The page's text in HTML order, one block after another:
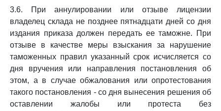
3.6. При аннулировании или отзыве лицензии
владелец склада не позднее пятнадцати дней со дня
издания приказа должен передать ее таможне. При
отзыве в качестве меры взыскания за нарушение
таможенных правил указанный срок исчисляется со
дня вручения или направления постановления об
этом, а в случае обжалования или опротестования
такого постановления - со дня вынесения решения об
оставлении жалобы или протеста без